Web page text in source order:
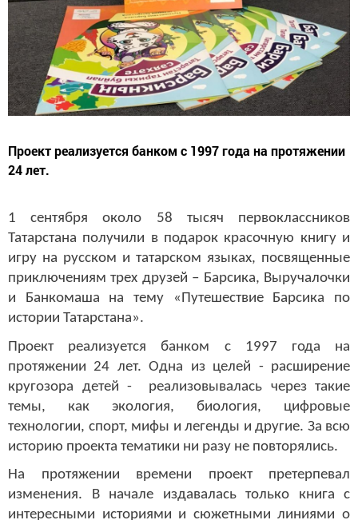
Проект реализуется банком с 1997 года на протяжении
24 лет.
1 сентября около 58 тысяч первоклассников
Татарстана получили в подарок красочную книгу и
игру на русском и татарском языках, посвященные
приключениям трех друзей – Барсика, Выручалочки
и Банкомаша на тему «Путешествие Барсика по
истории Татарстана».
Проект реализуется банком с 1997 года на
протяжении 24 лет. Одна из целей - расширение
кругозора детей - реализовывалась через такие
темы, как экология, биология, цифровые
технологии, спорт, мифы и легенды и другие. За всю
историю проекта тематики ни разу не повторялись.
На протяжении времени проект претерпевал
изменения. В начале издавалась только книга с
интересными историями и сюжетными линиями о